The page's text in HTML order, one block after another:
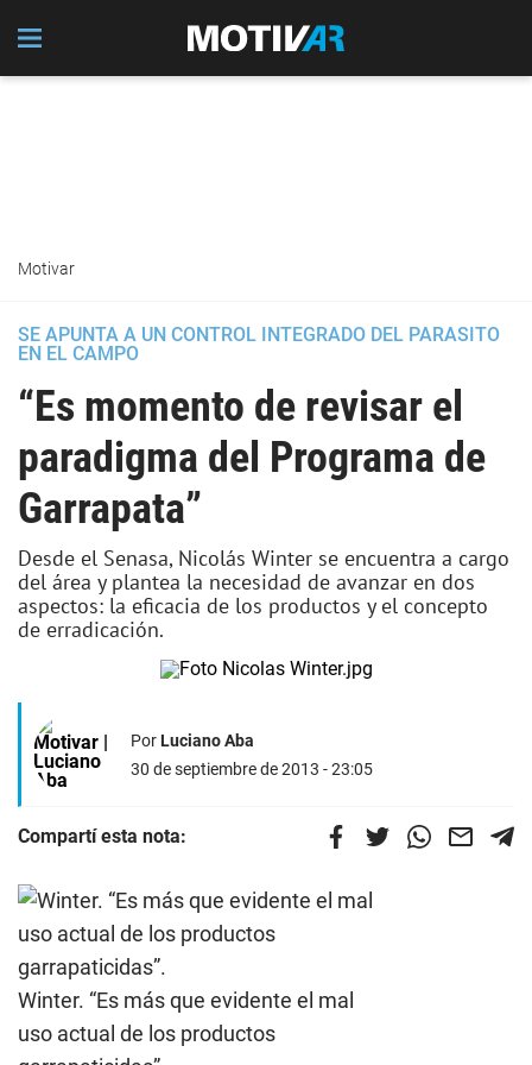
Motivar
SE APUNTA A UN CONTROL INTEGRADO DEL PARASITO
EN EL CAMPO
“Es momento de revisar el
paradigma del Programa de
Garrapata”
Desde el Senasa, Nicolás Winter se encuentra a cargo
del área y plantea la necesidad de avanzar en dos
aspectos: la eficacia de los productos y el concepto
de erradicación.
PorLuciano Aba
30 de septiembre de 2013 - 23:05
Compartí esta nota:
Winter. “Es más que evidente el mal
uso actual de los productos